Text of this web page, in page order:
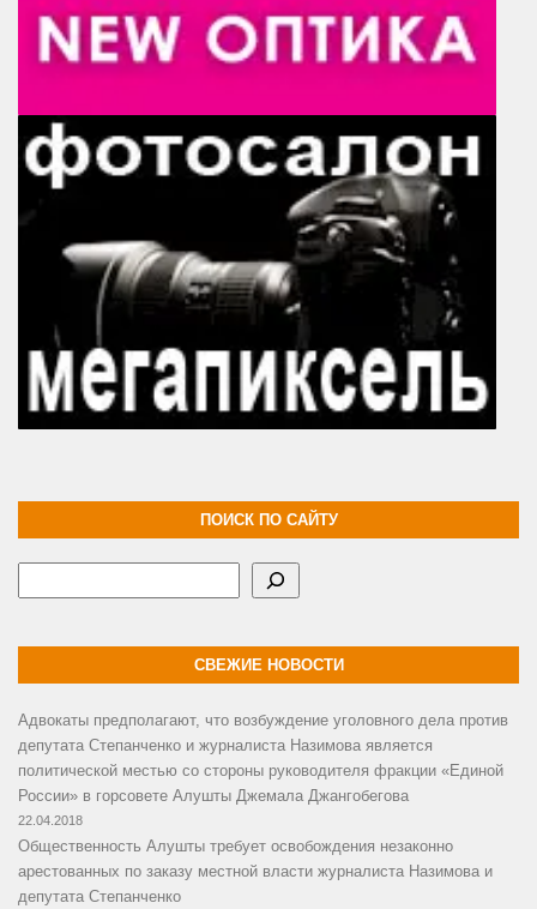
ПОИСК ПО САЙТУ
СВЕЖИЕ НОВОСТИ
Адвокаты предполагают, что возбуждение уголовного дела против
депутата Степанченко и журналиста Назимова является
политической местью со стороны руководителя фракции «Единой
России» в горсовете Алушты Джемала Джангобегова
22.04.2018
Общественность Алушты требует освобождения незаконно
арестованных по заказу местной власти журналиста Назимова и
депутата Степанченко